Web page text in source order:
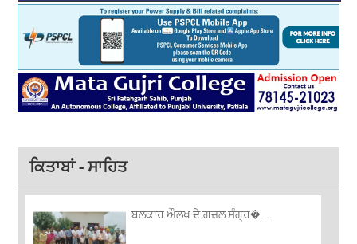
ਕਿਤਾਬਾਂ - ਸਾਹਿਤ
ਬਲਕਾਰ ਔਲਖ ਦੇ ਗ਼ਜ਼ਲ ਸੰਗ੍ਰ� ...